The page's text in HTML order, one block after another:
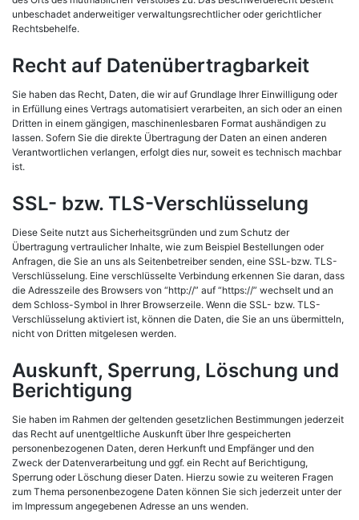
unbeschadet anderweitiger verwaltungsrechtlicher oder gerichtlicher
Rechtsbehelfe.
Recht auf Datenübertragbarkeit
Sie haben das Recht, Daten, die wir auf Grundlage Ihrer Einwilligung oder
in Erfüllung eines Vertrags automatisiert verarbeiten, an sich oder an einen
Dritten in einem gängigen, maschinenlesbaren Format aushändigen zu
lassen. Sofern Sie die direkte Übertragung der Daten an einen anderen
Verantwortlichen verlangen, erfolgt dies nur, soweit es technisch machbar
ist.
SSL- bzw. TLS-Verschlüsselung
Diese Seite nutzt aus Sicherheitsgründen und zum Schutz der
Übertragung vertraulicher Inhalte, wie zum Beispiel Bestellungen oder
Anfragen, die Sie an uns als Seitenbetreiber senden, eine SSL-bzw. TLS-
Verschlüsselung. Eine verschlüsselte Verbindung erkennen Sie daran, dass
die Adresszeile des Browsers von “http://” auf “https://” wechselt und an
dem Schloss-Symbol in Ihrer Browserzeile. Wenn die SSL- bzw. TLS-
Verschlüsselung aktiviert ist, können die Daten, die Sie an uns übermitteln,
nicht von Dritten mitgelesen werden.
Auskunft, Sperrung, Löschung und
Berichtigung
Sie haben im Rahmen der geltenden gesetzlichen Bestimmungen jederzeit
das Recht auf unentgeltliche Auskunft über Ihre gespeicherten
personenbezogenen Daten, deren Herkunft und Empfänger und den
Zweck der Datenverarbeitung und ggf. ein Recht auf Berichtigung,
Sperrung oder Löschung dieser Daten. Hierzu sowie zu weiteren Fragen
zum Thema personenbezogene Daten können Sie sich jederzeit unter der
im Impressum angegebenen Adresse an uns wenden.